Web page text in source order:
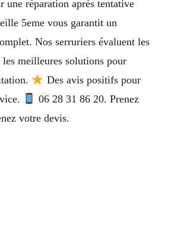
une réparation après tentative
5eme vous garantit un
Nos serruriers évaluent les
les meilleures solutions pour
Des avis positifs pour
06 28 31 86 20. Prenez
votre devis.